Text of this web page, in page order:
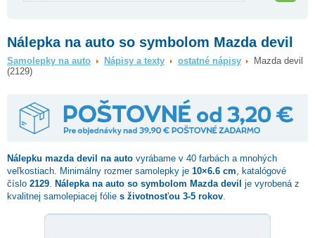
Nálepka na auto so symbolom Mazda devil
Samolepky na auto Nápisy a texty ostatné nápisy
Mazda devil
(2129)
Nálepku mazda devil na auto vyrábame v 40 farbách a mnohých
veľkostiach. Minimálny rozmer samolepky je 10×6.6 cm , katalógové
číslo 2129 Nálepka na auto so symbolom Mazda devil je vyrobená z
kvalitnej samolepiacej fólie s životnosťou 3-5 rokov